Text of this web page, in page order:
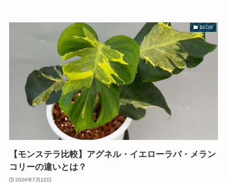
BLOG
【モンステラ比較】アグネル・イエローラバ・メラン
コリーの違いとは？
2026年7月22日